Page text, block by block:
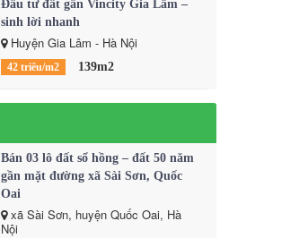
Đầu tư đất gần Vincity Gia Lâm –
sinh lời nhanh
Huyện Gia Lâm - Hà Nội
42 triêu/m2 139m2
Bán 03 lô đất sổ hồng – đất 50 năm
gần mặt đường xã Sài Sơn, Quốc
Oai
xã Sài Sơn, huyện Quốc Oai, Hà
Nội